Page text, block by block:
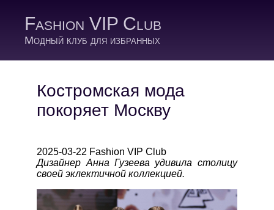
Fashion VIP Club
Модный клуб для избранных
Костромская мода
покоряет Москву
2025-03-22 Fashion VIP Club
Дизайнер Анна Гузеева удивила столицу
своей эклектичной коллекцией.